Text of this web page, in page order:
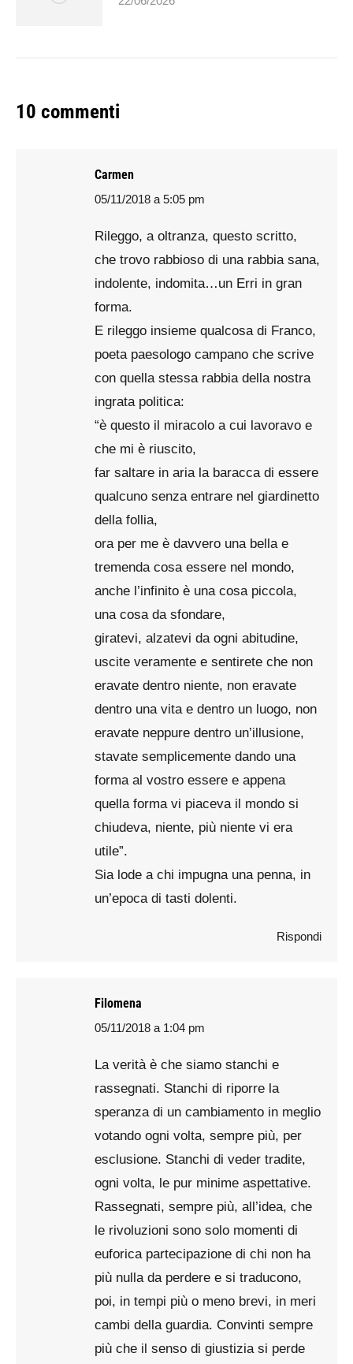
10 commenti
Carmen
says:
05/11/2018 a 5:05 pm
Rileggo, a oltranza, questo scritto,
che trovo rabbioso di una rabbia sana,
indolente, indomita…un Erri in gran
forma.
E rileggo insieme qualcosa di Franco,
poeta paesologo campano che scrive
con quella stessa rabbia della nostra
ingrata politica:
“è questo il miracolo a cui lavoravo e
che mi è riuscito,
far saltare in aria la baracca di essere
qualcuno senza entrare nel giardinetto
della follia,
ora per me è davvero una bella e
tremenda cosa essere nel mondo,
anche l’infinito è una cosa piccola,
una cosa da sfondare,
giratevi, alzatevi da ogni abitudine,
uscite veramente e sentirete che non
eravate dentro niente, non eravate
dentro una vita e dentro un luogo, non
eravate neppure dentro un’illusione,
stavate semplicemente dando una
forma al vostro essere e appena
quella forma vi piaceva il mondo si
chiudeva, niente, più niente vi era
utile”.
Sia lode a chi impugna una penna, in
un’epoca di tasti dolenti.
Rispondi
Filomena
says:
05/11/2018 a 1:04 pm
La verità è che siamo stanchi e
rassegnati. Stanchi di riporre la
speranza di un cambiamento in meglio
votando ogni volta, sempre più, per
esclusione. Stanchi di veder tradite,
ogni volta, le pur minime aspettative.
Rassegnati, sempre più, all’idea, che
le rivoluzioni sono solo momenti di
euforica partecipazione di chi non ha
più nulla da perdere e si traducono,
poi, in tempi più o meno brevi, in meri
cambi della guardia. Convinti sempre
più che il senso di giustizia si perde